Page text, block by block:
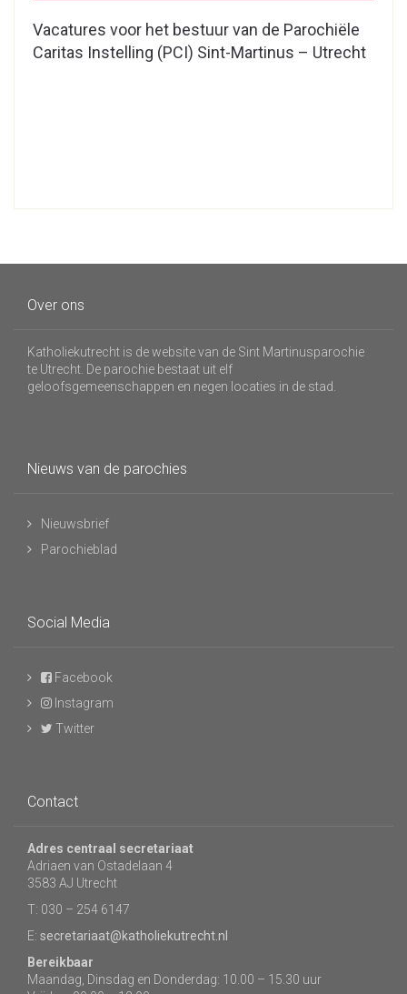
Vacatures voor het bestuur van de Parochiële
Caritas Instelling (PCI) Sint-Martinus – Utrecht
Over ons
Katholiekutrecht is de website van de Sint Martinusparochie
te Utrecht. De parochie bestaat uit elf
geloofsgemeenschappen en negen locaties in de stad.
Nieuws van de parochies
Nieuwsbrief
Parochieblad
Social Media
Facebook
Instagram
Twitter
Contact
Adres centraal secretariaat
Adriaen van Ostadelaan 4
3583 AJ Utrecht
T: 030 – 254 6147
E: secretariaat@katholiekutrecht.nl
Bereikbaar
Maandag, Dinsdag en Donderdag: 10.00 – 15.30 uur